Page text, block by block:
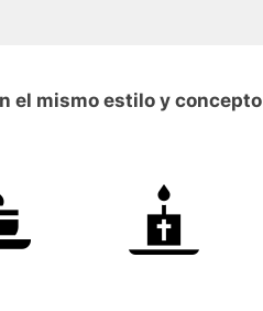
el mismo estilo y concepto